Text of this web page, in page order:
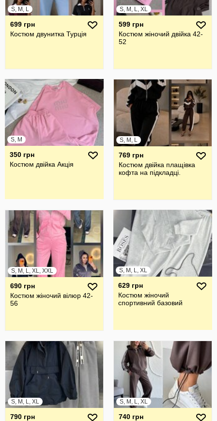
S, M, L
699 грн
Костюм двунитка Турція
S, M, L, XL
599 грн
Костюм жіночий двійка 42-
52
S, M
350 грн
Костюм двійка Акція
S, M, L
769 грн
Костюм двійка плащівка
кофта на підкладці.
S, M, L, XL, XXL
690 грн
Костюм жіночий вілюр 42-
56
S, M, L, XL
629 грн
Костюм жіночий
спортивний базовий
S, M, L, XL
790 грн
S, M, L, XL
740 грн